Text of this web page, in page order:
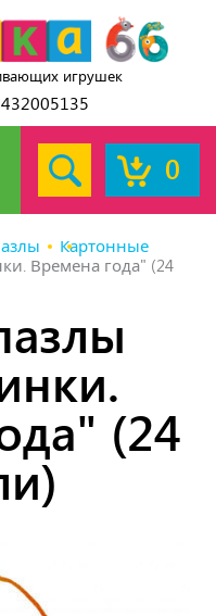
игрушек
0
Картонные
Времена года" (24
(24